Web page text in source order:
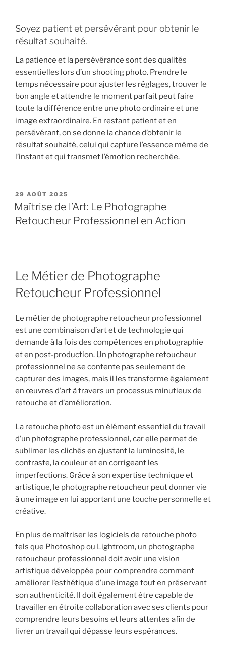
Soyez patient et persévérant pour obtenir le
résultat souhaité.
La patience et la persévérance sont des qualités
essentielles lors d’un shooting photo. Prendre le
temps nécessaire pour ajuster les réglages, trouver le
bon angle et attendre le moment parfait peut faire
toute la différence entre une photo ordinaire et une
image extraordinaire. En restant patient et en
persévérant, on se donne la chance d’obtenir le
résultat souhaité, celui qui capture l’essence même de
l’instant et qui transmet l’émotion recherchée.
PUBLIÉ
LE
29 AOÛT 2025
Maîtrise de l’Art: Le Photographe
Retoucheur Professionnel en Action
Le Métier de Photographe
Retoucheur Professionnel
Le métier de photographe retoucheur professionnel
est une combinaison d’art et de technologie qui
demande à la fois des compétences en photographie
et en post-production. Un photographe retoucheur
professionnel ne se contente pas seulement de
capturer des images, mais il les transforme également
en œuvres d’art à travers un processus minutieux de
retouche et d’amélioration.
La retouche photo est un élément essentiel du travail
d’un photographe professionnel, car elle permet de
sublimer les clichés en ajustant la luminosité, le
contraste, la couleur et en corrigeant les
imperfections. Grâce à son expertise technique et
artistique, le photographe retoucheur peut donner vie
à une image en lui apportant une touche personnelle et
créative.
En plus de maîtriser les logiciels de retouche photo
tels que Photoshop ou Lightroom, un photographe
retoucheur professionnel doit avoir une vision
artistique développée pour comprendre comment
améliorer l’esthétique d’une image tout en préservant
son authenticité. Il doit également être capable de
travailler en étroite collaboration avec ses clients pour
comprendre leurs besoins et leurs attentes afin de
livrer un travail qui dépasse leurs espérances.